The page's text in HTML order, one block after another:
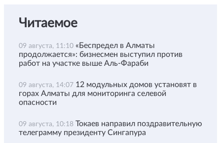
Читаемое
09 августа, 11:10 «Беспредел в Алматы
продолжается»: бизнесмен выступил против
работ на участке выше Аль-Фараби
09 августа, 14:07 12 модульных домов установят в
горах Алматы для мониторинга селевой
опасности
09 августа, 10:18 Токаев направил поздравительную
телеграмму президенту Сингапура